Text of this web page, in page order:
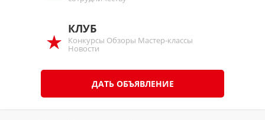
КЛУБ
Конкурсы Обзоры Мастер-классы
Новости
ДАТЬ ОБЪЯВЛЕНИЕ